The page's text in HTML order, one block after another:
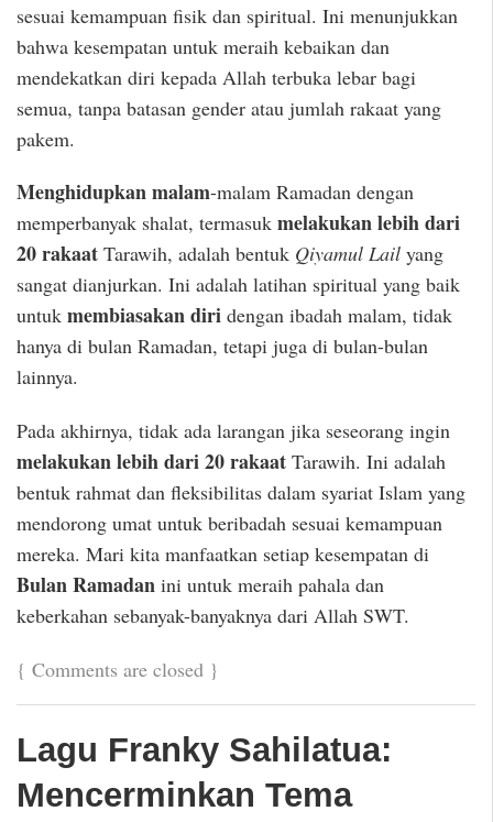
sesuai kemampuan fisik dan spiritual. Ini menunjukkan
bahwa kesempatan untuk meraih kebaikan dan
mendekatkan diri kepada Allah terbuka lebar bagi
semua, tanpa batasan gender atau jumlah rakaat yang
pakem.
Menghidupkan malam-malam Ramadan dengan
memperbanyak shalat, termasuk melakukan lebih dari
20 rakaat Tarawih, adalah bentuk Qiyamul Lail yang
sangat dianjurkan. Ini adalah latihan spiritual yang baik
untuk membiasakan diri dengan ibadah malam, tidak
hanya di bulan Ramadan, tetapi juga di bulan-bulan
lainnya.
Pada akhirnya, tidak ada larangan jika seseorang ingin
melakukan lebih dari 20 rakaat Tarawih. Ini adalah
bentuk rahmat dan fleksibilitas dalam syariat Islam yang
mendorong umat untuk beribadah sesuai kemampuan
mereka. Mari kita manfaatkan setiap kesempatan di
Bulan Ramadan ini untuk meraih pahala dan
keberkahan sebanyak-banyaknya dari Allah SWT.
{ Comments are closed }
Lagu Franky Sahilatua:
Mencerminkan Tema